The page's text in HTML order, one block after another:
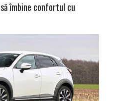
îmbine confortul cu